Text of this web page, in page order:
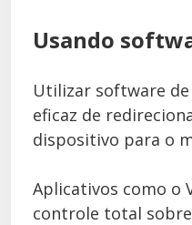
Usando
Utilizar software
eficaz de
dispositivo para o
Aplicativos como o
controle total